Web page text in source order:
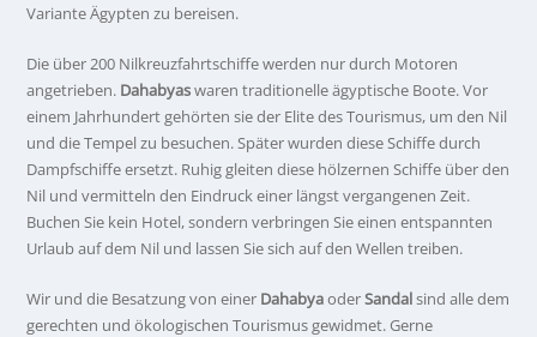
Variante Ägypten zu bereisen.
Die über 200 Nilkreuzfahrtschiffe werden nur durch Motoren
angetrieben. Dahabyaswaren traditionelle ägyptische Boote. Vor
einem Jahrhundert gehörten sie der Elite des Tourismus, um den Nil
und die Tempel zu besuchen. Später wurden diese Schiffe durch
Dampfschiffe ersetzt. Ruhig gleiten diese hölzernen Schiffe über den
Nil und vermitteln den Eindruck einer längst vergangenen Zeit.
Buchen Sie kein Hotel, sondern verbringen Sie einen entspannten
Urlaub auf dem Nil und lassen Sie sich auf den Wellen treiben.
Wir und die Besatzung von einer DahabyaoderSandalsind alle dem
gerechten und ökologischen Tourismus gewidmet. Gerne